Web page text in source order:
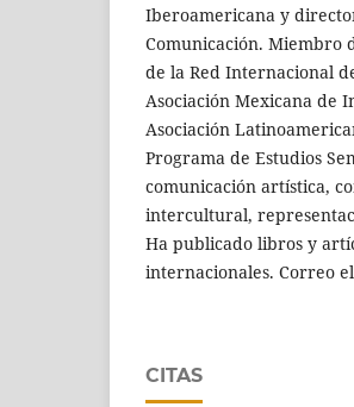
Iberoamericana y
Comunicación. Miembro
de la Red Internacional
Asociación Mexicana de
Asociación
Programa de Estudios
comunicación artística,
intercultural,
Ha publicado libros y
internacionales. Correo
CITAS